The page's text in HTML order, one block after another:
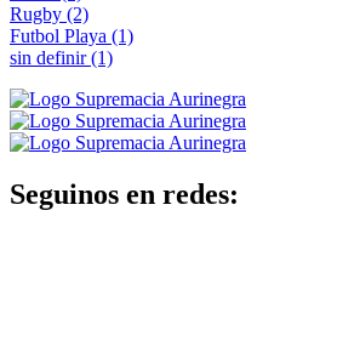
Rugby (2)
Futbol Playa (1)
sin definir(1)
Seguinos en redes: